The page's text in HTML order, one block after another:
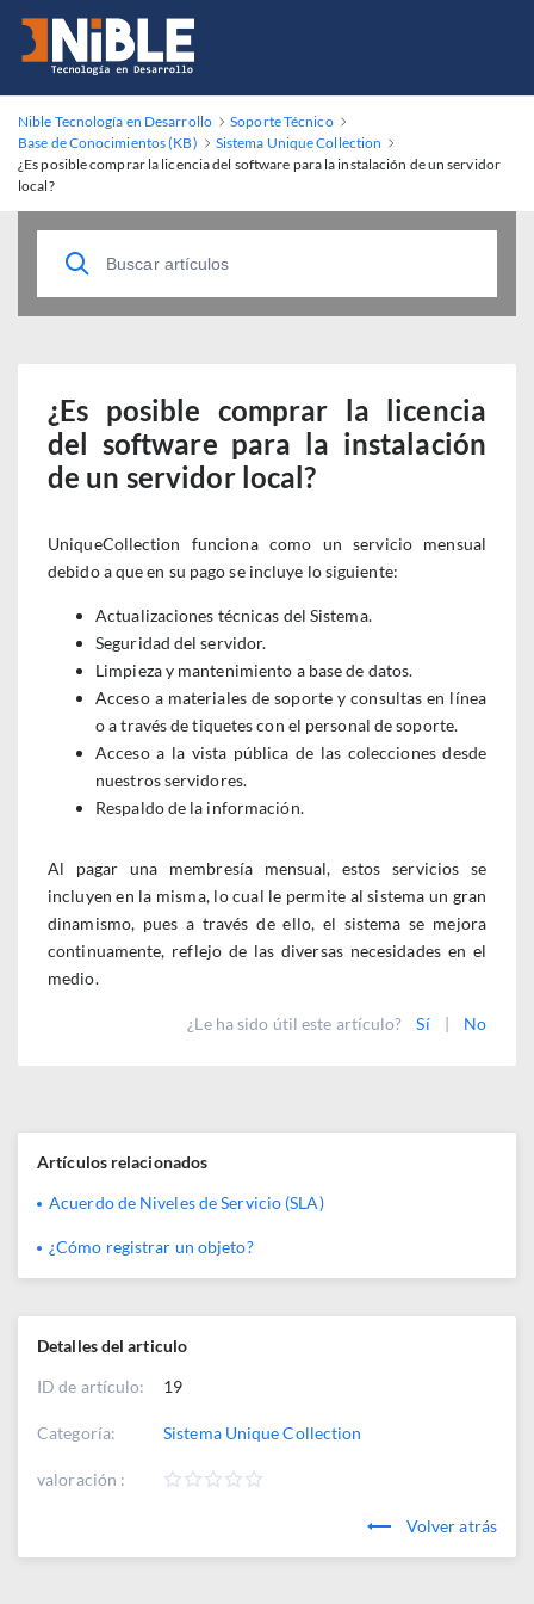
Nible Tecnología en Desarrollo
Soporte Técnico
Base de Conocimientos (KB)
Sistema Unique Collection
¿Es posible comprar la licencia del software para la instalación de un servidor
local?
¿Es posible comprar la licencia
del software para la instalación
de un servidor local?
UniqueCollection funciona como un servicio mensual
debido a que en su pago se incluye lo siguiente:
Actualizaciones técnicas del Sistema.
Seguridad del servidor.
Limpieza y mantenimiento a base de datos.
Acceso a materiales de soporte y consultas en línea
o a través de tiquetes con el personal de soporte.
Acceso a la vista pública de las colecciones desde
nuestros servidores.
Respaldo de la información.
Al pagar una membresía mensual, estos servicios se
incluyen en la misma, lo cual le permite al sistema un gran
dinamismo, pues a través de ello, el sistema se mejora
continuamente, reflejo de las diversas necesidades en el
medio.
¿Le ha sido útil este artículo? Sí | No
Detalles del articulo
ID de artículo: 19
Categoría: Sistema Unique Collection
valoración :
Volver atrás
Artículos relacionados
Acuerdo de Niveles de Servicio (SLA)
¿Cómo registrar un objeto?